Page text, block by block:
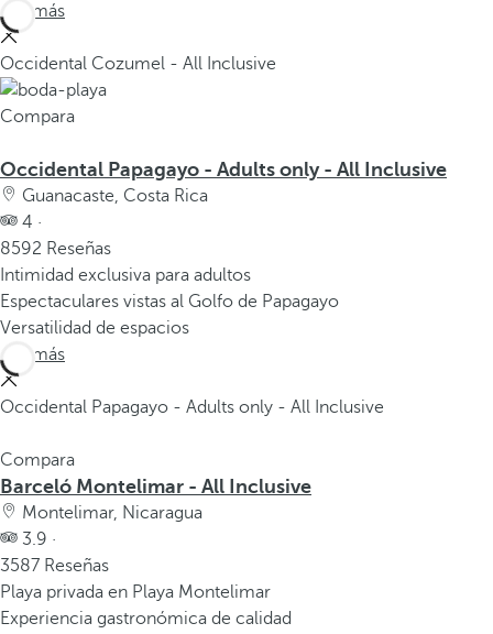
Ver más
Occidental Cozumel - All Inclusive
Compara
Occidental Papagayo - Adults only - All Inclusive
Guanacaste, Costa Rica
4 ·
8592 Reseñas
Intimidad exclusiva para adultos
Espectaculares vistas al Golfo de Papagayo
Versatilidad de espacios
Ver más
Occidental Papagayo - Adults only - All Inclusive
Compara
Barceló Montelimar - All Inclusive
Montelimar, Nicaragua
3.9 ·
3587 Reseñas
Playa privada en Playa Montelimar
Experiencia gastronómica de calidad